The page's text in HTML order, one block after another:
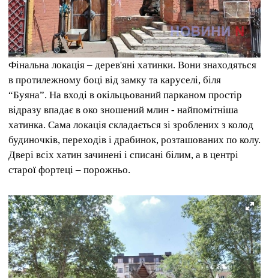
Фінальна локація – дерев'яні хатинки. Вони знаходяться
в протилежному боці від замку та каруселі, біля
“Буяна”. На вході в окільцьований парканом простір
відразу впадає в око зношений млин - найпомітніша
хатинка. Сама локація складається зі зроблених з колод
будиночків, переходів і драбинок, розташованих по колу.
Двері всіх хатин зачинені і списані білим, а в центрі
старої фортеці – порожньо.